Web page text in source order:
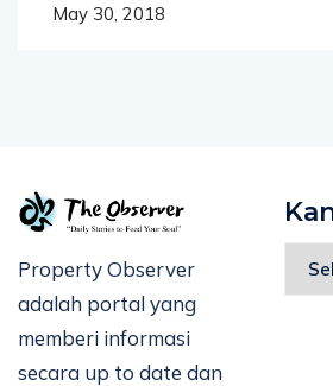
May 30, 2018
Property Observer
adalah portal yang
memberi informasi
secara up to date dan